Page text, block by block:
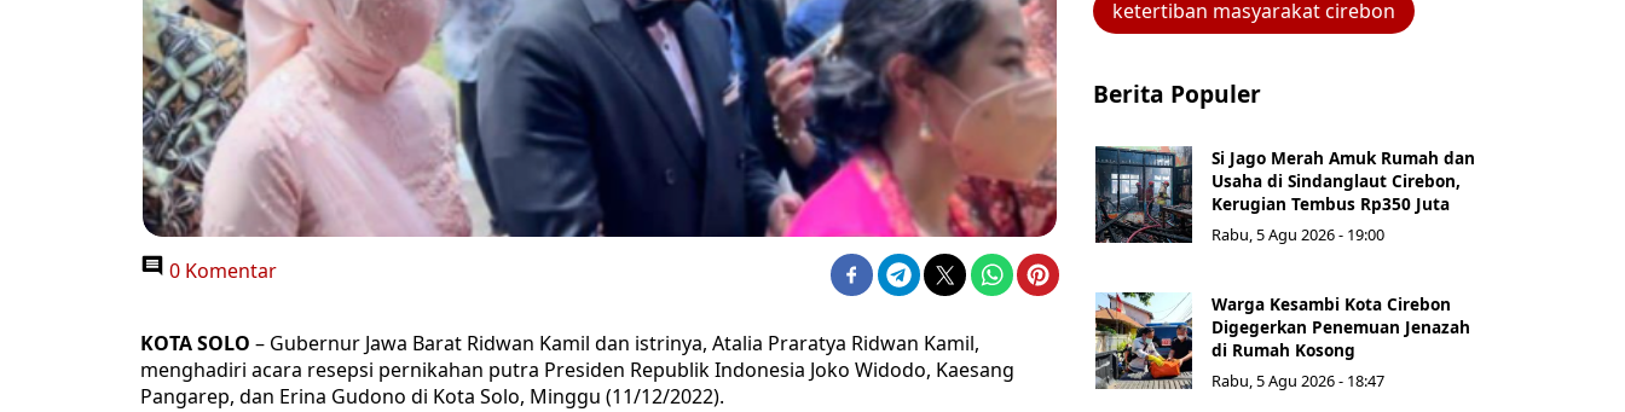
0 Komentar
KOTA SOLO – Gubernur Jawa Barat Ridwan Kamil dan istrinya, Atalia Praratya Ridwan Kamil,
menghadiri acara resepsi pernikahan putra Presiden Republik Indonesia Joko Widodo, Kaesang
Pangarep, dan Erina Gudono di Kota Solo, Minggu (11/12/2022).
ketertiban masyarakat cirebon
Berita Populer
Si Jago Merah Amuk Rumah dan
Usaha di Sindanglaut Cirebon,
Kerugian Tembus Rp350 Juta
Rabu, 5 Agu 2026 - 19:00
Warga Kesambi Kota Cirebon
Digegerkan Penemuan Jenazah
di Rumah Kosong
Rabu, 5 Agu 2026 - 18:47